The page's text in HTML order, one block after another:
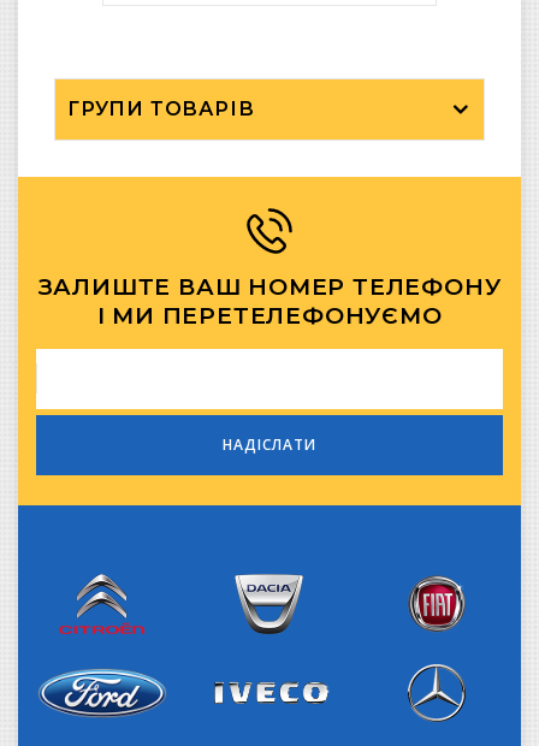
ГРУПИ ТОВАРІВ
ЗАЛИШТЕ ВАШ НОМЕР ТЕЛЕФОНУ
І МИ ПЕРЕТЕЛЕФОНУЄМО